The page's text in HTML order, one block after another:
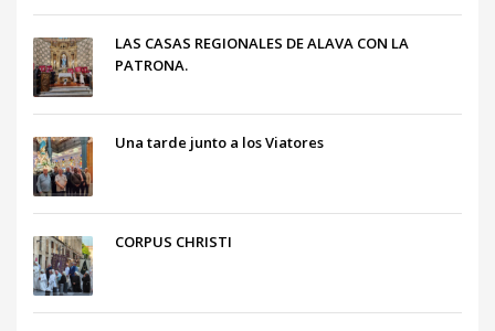
LAS CASAS REGIONALES DE ALAVA CON LA
PATRONA.
Una tarde junto a los Viatores
CORPUS CHRISTI